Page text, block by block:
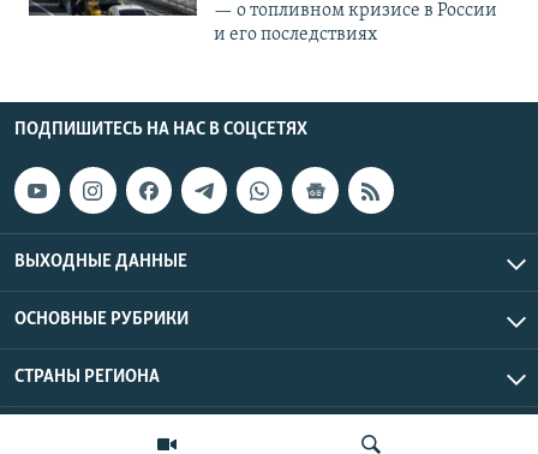
— о топливном кризисе в России
и его последствиях
ПОДПИШИТЕСЬ НА НАС В СОЦСЕТЯХ
ВЫХОДНЫЕ ДАННЫЕ
ОСНОВНЫЕ РУБРИКИ
СТРАНЫ РЕГИОНА
Азаттык Азия © 2026 RFE/RL, Inc. | Все права защищены.